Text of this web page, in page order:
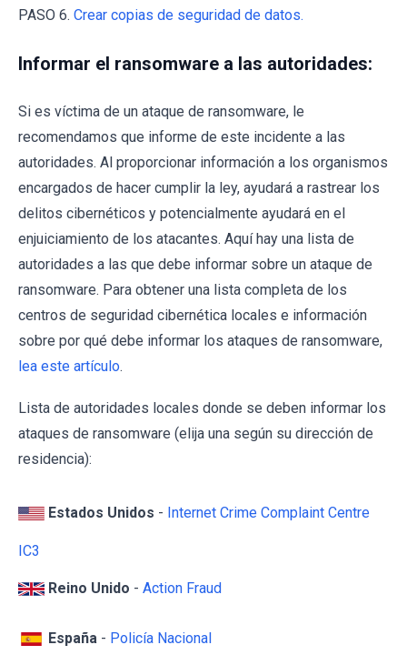
PASO 6. Crear copias de seguridad de datos.
Informar el ransomware a las autoridades:
Si es víctima de un ataque de ransomware, le
recomendamos que informe de este incidente a las
autoridades. Al proporcionar información a los organismos
encargados de hacer cumplir la ley, ayudará a rastrear los
delitos cibernéticos y potencialmente ayudará en el
enjuiciamiento de los atacantes. Aquí hay una lista de
autoridades a las que debe informar sobre un ataque de
ransomware. Para obtener una lista completa de los
centros de seguridad cibernética locales e información
sobre por qué debe informar los ataques de ransomware,
lea este artículo.
Lista de autoridades locales donde se deben informar los
ataques de ransomware (elija una según su dirección de
residencia):
Estados Unidos - Internet Crime Complaint Centre
IC3
Reino Unido - Action Fraud
España - Policía Nacional